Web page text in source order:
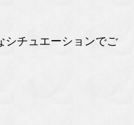
シチュエーションでご